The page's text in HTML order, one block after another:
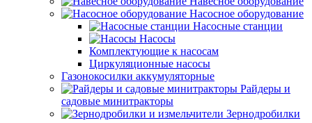
Насосное оборудование
Насосные станции
Насосы
Комплектующие к насосам
Циркуляционные насосы
Газонокосилки аккумуляторные
Райдеры и
садовые минитракторы
Зернодробилки